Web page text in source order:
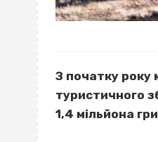
З початку року
туристичного
1,4 мільйона